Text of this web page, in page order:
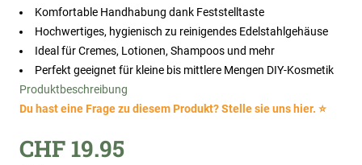
Komfortable Handhabung dank Feststelltaste
Hochwertiges, hygienisch zu reinigendes Edelstahlgehäuse
Ideal für Cremes, Lotionen, Shampoos und mehr
Perfekt geeignet für kleine bis mittlere Mengen DIY-Kosmetik
Produktbeschreibung
Du hast eine Frage zu diesem Produkt? Stelle sie uns hier. ⭐
CHF 19.95